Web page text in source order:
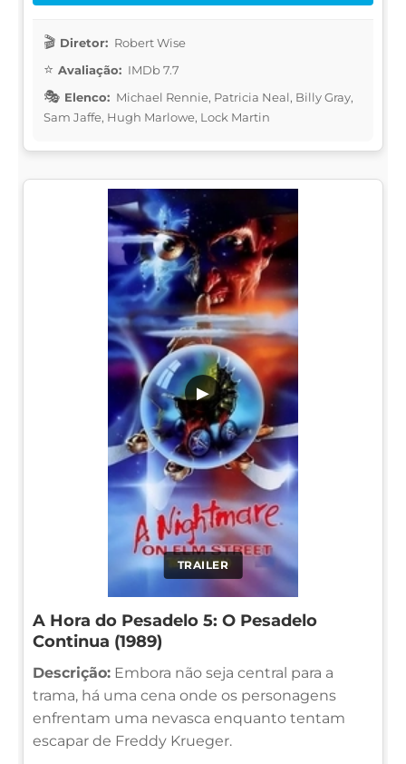
Diretor: Robert Wise
Avaliação: IMDb 7.7
Elenco: Michael Rennie, Patricia Neal, Billy Gray,
Sam Jaffe, Hugh Marlowe, Lock Martin
TRAILER
▶
A Hora do Pesadelo 5: O Pesadelo
Continua (1989)
Descrição: Embora não seja central para a
trama, há uma cena onde os personagens
enfrentam uma nevasca enquanto tentam
escapar de Freddy Krueger.